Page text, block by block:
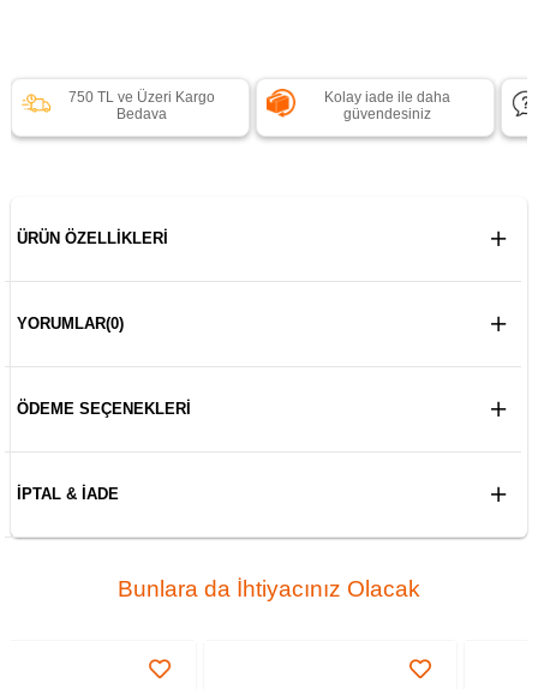
750 TL ve Üzeri Kargo
Bedava
Kolay iade ile daha
güvendesiniz
ÜRÜN ÖZELLIKLERI
YORUMLAR(0)
ÖDEME SEÇENEKLERI
İPTAL & İADE
Bunlara da İhtiyacınız Olacak